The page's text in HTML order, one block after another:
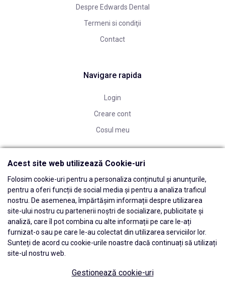
Despre Edwards Dental
Termeni si condiţii
Contact
Navigare rapida
Login
Creare cont
Cosul meu
Acest site web utilizează Cookie-uri
Folosim cookie-uri pentru a personaliza conținutul și anunțurile,
pentru a oferi funcții de social media și pentru a analiza traficul
nostru. De asemenea, împărtășim informații despre utilizarea
site-ului nostru cu partenerii noștri de socializare, publicitate și
analiză, care îl pot combina cu alte informații pe care le-ați
furnizat-o sau pe care le-au colectat din utilizarea serviciilor lor.
Sunteți de acord cu cookie-urile noastre dacă continuați să utilizați
site-ul nostru web.
Gestionează cookie-uri
© 2026 Edwards Dental Powered byblugento